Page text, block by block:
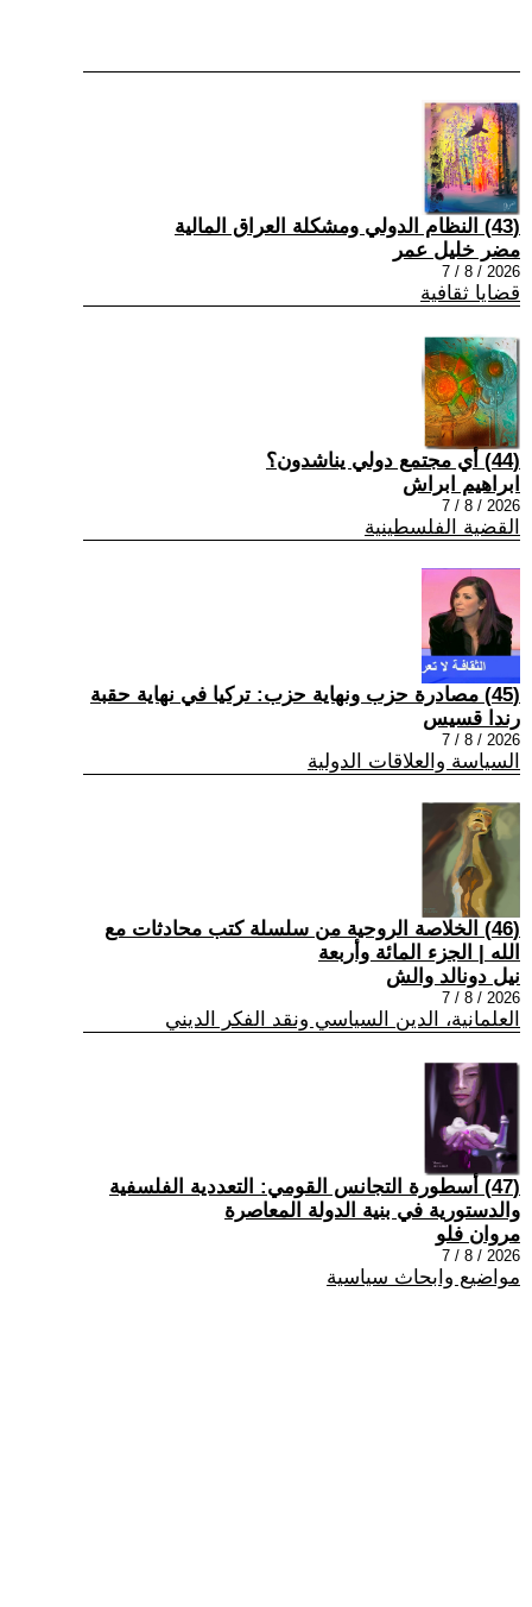
(43) النظام الدولي ومشكلة العراق المالية
مضر خليل عمر
2026 / 8 / 7
قضايا ثقافية
(44) أي مجتمع دولي يناشدون؟
ابراهيم ابراش
2026 / 8 / 7
القضية الفلسطينية
(45) مصادرة حزب ونهاية حزب: تركيا في نهاية حقبة
رندا قسيس
2026 / 8 / 7
السياسة والعلاقات الدولية
(46) الخلاصة الروحية من سلسلة كتب محادثات مع
الله | الجزء المائة وأربعة
نيل دونالد والش
2026 / 8 / 7
العلمانية، الدين السياسي ونقد الفكر الديني
(47) أسطورة التجانس القومي: التعددية الفلسفية
والدستورية في بنية الدولة المعاصرة
مروان فلو
2026 / 8 / 7
مواضيع وابحاث سياسية